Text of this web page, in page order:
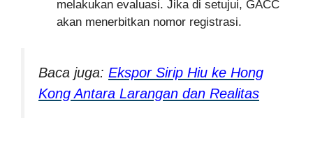
melakukan evaluasi. Jika di setujui, GACC
akan menerbitkan nomor registrasi.
Baca juga: Ekspor Sirip Hiu ke Hong
Kong Antara Larangan dan Realitas